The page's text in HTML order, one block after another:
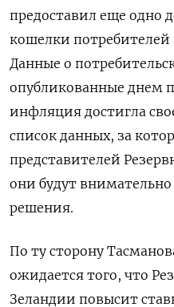
предоставил еще одно
кошелки
Данные о
опубликованные днем
инфляция достигла
список данных, за
представителей
они будут
решения.
По ту сторону
ожидается того, что
Зеландии повысит